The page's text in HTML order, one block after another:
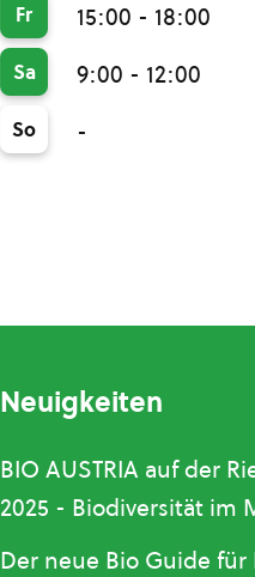
Fr 15:00 - 18:00
Sa 9:00 - 12:00
So -
Neuigkeiten
BIO AUSTRIA auf der
2025 - Biodiversität im
Der neue Bio Guide für